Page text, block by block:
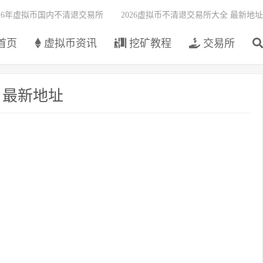
页 虚拟币资讯 挖矿教程 交易所
年虚拟币国内不清退交易所 2026虚拟币不清退交易所大全 最新地址
新地址